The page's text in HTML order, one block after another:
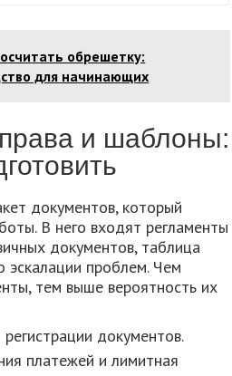
обрешетку:
для начинающих
и шаблоны:
документов, который
В него входят регламенты
документов, таблица
эскалации проблем. Чем
тем выше вероятность их
документов.
платежей и лимитная